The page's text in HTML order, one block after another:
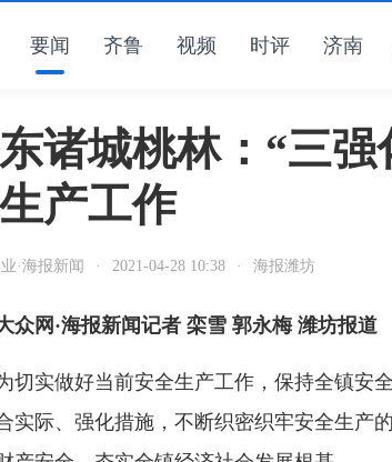
要闻 齐鲁 视频 时评 济南
诸城桃林：“三
产工作
·海报新闻 · 2021-04-28 10:38 · 海报潍坊
众网·海报新闻记者 栾雪 郭永梅 潍坊报道
实做好当前安全生产工作，保持全镇安
实际、强化措施，不断织密织牢安全生产